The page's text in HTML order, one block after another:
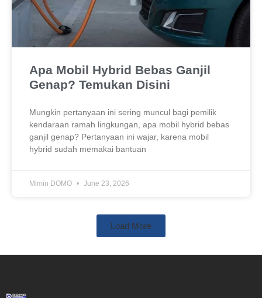
Apa Mobil Hybrid Bebas Ganjil
Genap? Temukan Disini
Mungkin pertanyaan ini sering muncul bagi pemilik
kendaraan ramah lingkungan, apa mobil hybrid bebas
ganjil genap? Pertanyaan ini wajar, karena mobil
hybrid sudah memakai bantuan
Mimin DOMO June 23, 2026
Load More